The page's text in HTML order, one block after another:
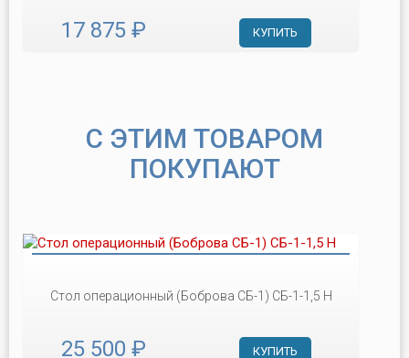
17 875 ₽ КУПИТЬ
С ЭТИМ ТОВАРОМ
ПОКУПАЮТ
Стол операционный (Боброва СБ-1) СБ-1-1,5 Н
25 500 ₽ КУПИТЬ